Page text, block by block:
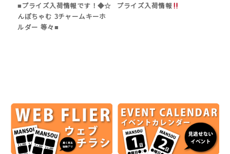
■プライズ入荷情報です！◆☆
んぽちゃむ 3チャームキーホ
ルダー 等々■
プライズ入荷情報